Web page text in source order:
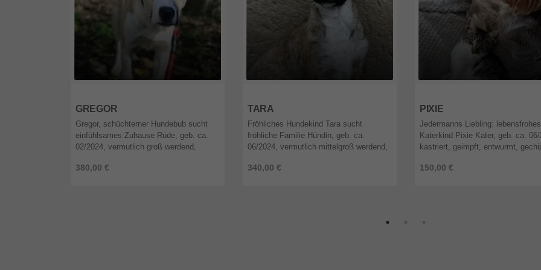
GREGOR
380,00 €
Gregor, schüchterner Hundebub sucht
einfühlsames Zuhause Rüde, geb. ca.
02/2024, vermutlich groß werdend,
Heimtierpass, vor Ausreise Test auf
TARA
340,00 €
Fröhliches Hundekind Tara sucht
fröhliche Familie Hündin, geb. ca.
06/2024, vermutlich mittelgroß werdend,
Test auf Babesiose, Borreliose, ...
PIXIE
150,00 €
Jedermanns Liebling: lebensfrohes
Katerkind Pixie Kater, geb. ca. 06/
kastriert, geimpft, entwurmt,
FIV und FeLV Katerchen Pix ...